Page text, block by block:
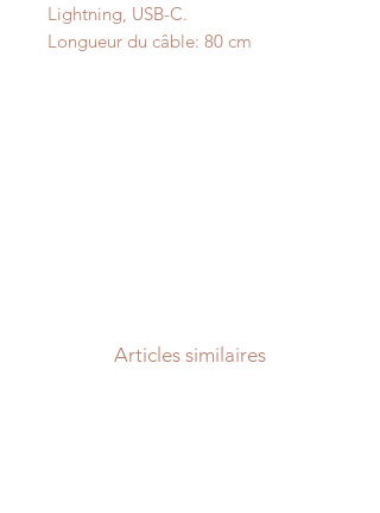
Lightning, USB-C.
Longueur du câble: 80 cm
Articles similaires